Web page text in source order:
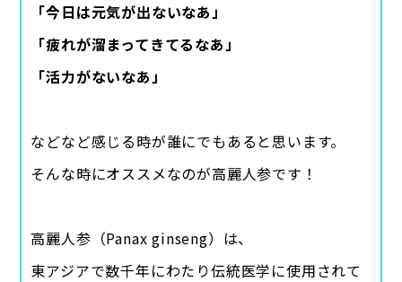
「今日は元気が出ないなあ」
「疲れが溜まってきてるなあ」
「活力がないなあ」
などなど感じる時が誰にでもあると思います。
そんな時にオススメなのが高麗人参です！
高麗人参（Panax ginseng）は、
東アジアで数千年にわたり伝統医学に使用されて